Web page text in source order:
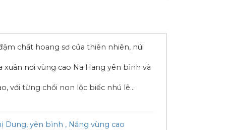
chất hoang sơ của thiên nhiên, núi
nơi vùng cao Na Hang yên bình và
với từng chồi non lộc biếc nhú lê...
Dung yên bình
Nắng vùng cao